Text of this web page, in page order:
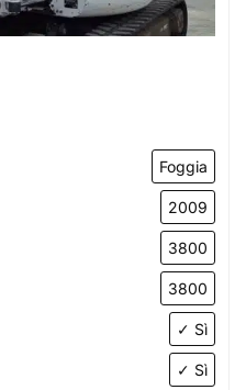
Foggia
2009
3800
3800
✓ Sì
✓ Sì